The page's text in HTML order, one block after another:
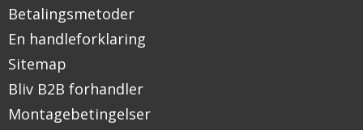
Betalingsmetoder
En handleforklaring
Sitemap
Bliv B2B forhandler
Montagebetingelser